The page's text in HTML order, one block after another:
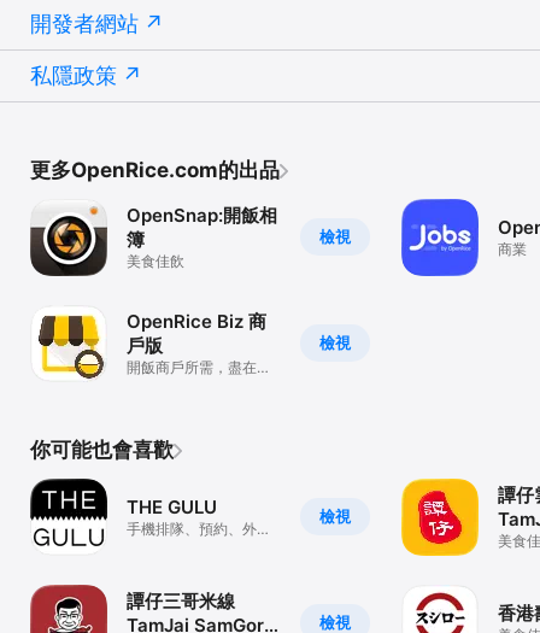
開發者網站
私隱政策
更多OpenRice.com的出品
檢視
OpenSnap:開飯相
簿
美食佳飲
檢視
OpenRice Biz 商
戶版
開飯商戶所需，盡在
商業
你可能也會喜歡
檢視
THE GULU
手機排隊、預約、外
檢視
譚仔三哥米線
TamJai SamGor
譚仔
美食
香港